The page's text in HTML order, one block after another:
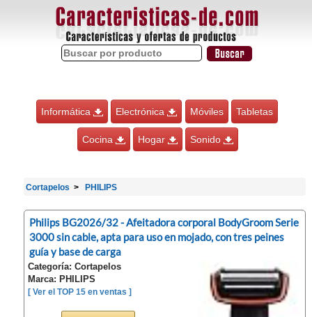
Informática Electrónica Móviles Tabletas
Cocina Hogar Sonido
Cortapelos PHILIPS
Philips BG2026/32 - Afeitadora corporal BodyGroom Serie
3000 sin cable, apta para uso en mojado, con tres peines
guía y base de carga
Categoría: Cortapelos
Marca: PHILIPS
[ Ver el TOP 15 en ventas ]